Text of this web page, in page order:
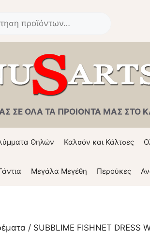
ΣΕ ΟΛΑ ΤΑ ΠΡΟΙΟΝΤΑ ΜΑΣ ΣΤΟ
Θηλών Καλσόν και Κάλτσες
Μεγάλα Μεγέθη Περούκες
/ SUBBLIME FISHNET DRESS